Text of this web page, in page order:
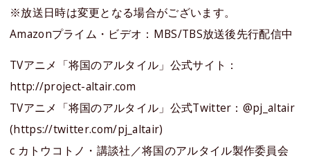
※放送日時は変更となる場合がございます。
Amazonプライム・ビデオ：MBS/TBS放送後先行配信中
TVアニメ「将国のアルタイル」公式サイト：
http://project-altair.com
TVアニメ「将国のアルタイル」公式Twitter：@pj_altair
(https://twitter.com/pj_altair)
c カトウコトノ・講談社／将国のアルタイル製作委員会